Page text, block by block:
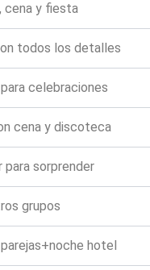
cena y fiesta
todos los detalles
celebraciones
cena y discoteca
para sorprender
grupos
hotel